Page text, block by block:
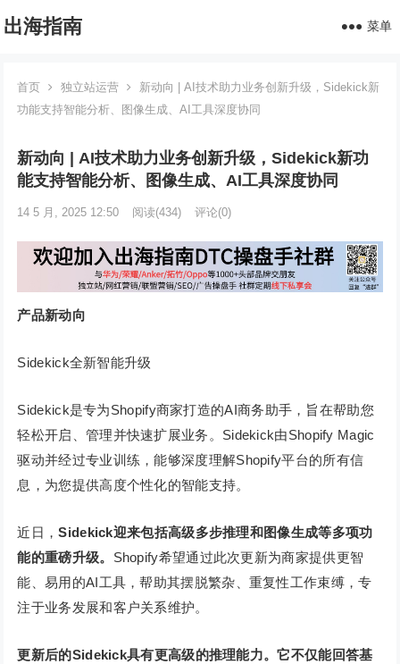
出海指南 菜单
首页 独立站运营
新动向 | AI技术助力业务创新升级，Sidekick新
功能支持智能分析、图像生成、AI工具深度协同
新动向 | AI技术助力业务创新升级，Sidekick新功
能支持智能分析、图像生成、AI工具深度协同
14 5 月, 2025 12:50 阅读(434) 评论(0)
产品新动向
Sidekick全新智能升级
Sidekick是专为Shopify商家打造的AI商务助手，旨在帮助您
轻松开启、管理并快速扩展业务。Sidekick由Shopify Magic
驱动并经过专业训练，能够深度理解Shopify平台的所有信
息，为您提供高度个性化的智能支持。
近日，Sidekick迎来包括高级多步推理和图像生成等多项功
能的重磅升级。 Shopify希望通过此次更新为商家提供更智
能、易用的AI工具，帮助其摆脱繁杂、重复性工作束缚，专
注于业务发展和客户关系维护。
更新后的Sidekick具有更高级的推理能力。它不仅能回答基